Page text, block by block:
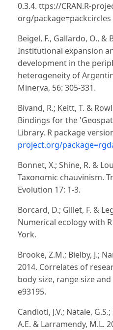
0.3.4. ttps://CRAN.R-
org/package=packcircles
Beigel, F., Gallardo, O., &
Institutional expansion
development in the
heterogeneity of
Minerva, 56: 305-331.
Bivand, R.; Keitt, T. &
Bindings for the
Library. R package
project.org/
Bonnet, X.; Shine, R. &
Taxonomic chauvinism.
Evolution 17: 1-3.
Borcard, D.; Gillet, F. &
Numerical ecology with
York.
Brooke, Z.M.; Bielby, J.;
2014. Correlates of
body size, range size
e93195.
Candioti, J.V.; Natale,
A.E. & Larramendy, M.L.